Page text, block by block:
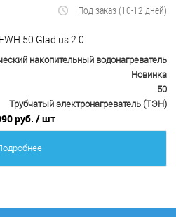
Под заказ (10-12 дней)
50 Gladius 2.0
накопительный водонагреватель
Новинка
50
Трубчатый электронагреватель (ТЭН)
руб. / шт